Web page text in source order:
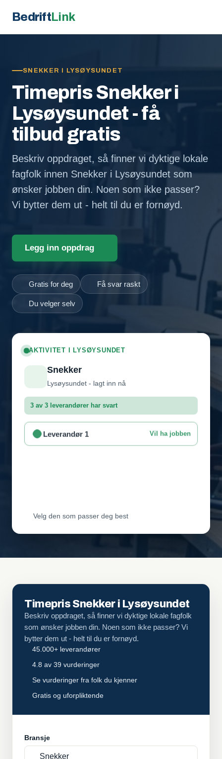
BedriftLink
SNEKKER I LYSØYSUNDET
Timepris Snekker i
Lysøysundet - få
tilbud gratis
Beskriv oppdraget, så finner vi dyktige lokale
fagfolk innen Snekker i Lysøysundet som
ønsker jobben din. Noen som ikke passer?
Vi bytter dem ut - helt til du er fornøyd.
Legg inn oppdrag
Gratis for deg Få svar raskt
Du velger selv
AKTIVITET I LYSØYSUNDET
Snekker
Lysøysundet - lagt inn nå
3 av 3 leverandører har svart
Leverandør 1 Vil ha jobben
Velg den som passer deg best
Timepris Snekker i Lysøysundet
Beskriv oppdraget, så finner vi dyktige lokale fagfolk
som ønsker jobben din. Noen som ikke passer? Vi
bytter dem ut - helt til du er fornøyd.
45.000+ leverandører
4.8 av 39 vurderinger
Se vurderinger fra folk du kjenner
Gratis og uforpliktende
Bransje